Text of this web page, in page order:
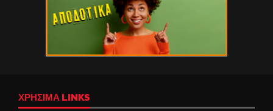
ΧΡΉΣΙΜΑ LINKS